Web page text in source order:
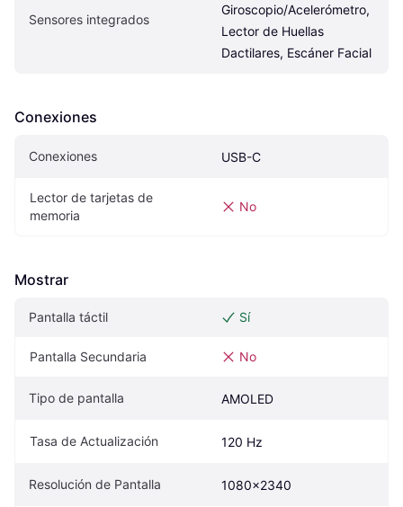
Sensores integrados
Giroscopio/Acelerómetro,
Lector de Huellas
Dactilares, Escáner Facial
Conexiones
Conexiones USB-C
Lector de tarjetas de
memoria
No
Mostrar
Pantalla táctil Sí
Pantalla Secundaria No
Tipo de pantalla AMOLED
Tasa de Actualización 120 Hz
Resolución de Pantalla 1080x2340